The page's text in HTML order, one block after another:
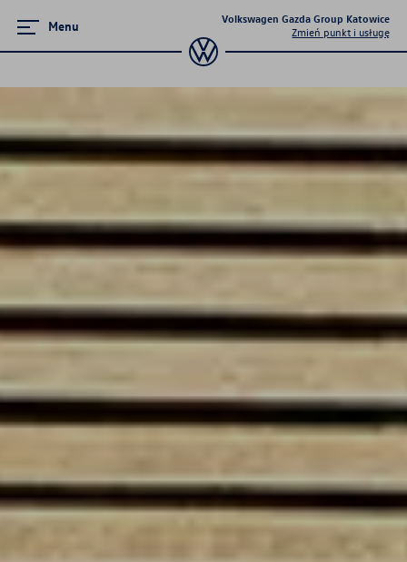
Menu
Volkswagen Gazda Group Katowice
Zmień punkt i usługę
Strona główna
Modele osobowe
Konfigurator jazdy próbnej
Finansowanie
Ubezpieczenia
Serwis
Specjalna oferta serwisowa 4+
Gwarancja i ochrona
Aktualne promocje serwisowe
Usługi Car detailing